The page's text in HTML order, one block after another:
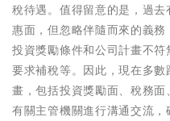
稅待遇。值得留意的是，過
惠面，但忽略伴隨而來的義務
投資獎勵條件和公司計畫不
要求補稅等。因此，現在多
畫，包括投資獎勵面、稅務
有關主管機關進行溝通交流